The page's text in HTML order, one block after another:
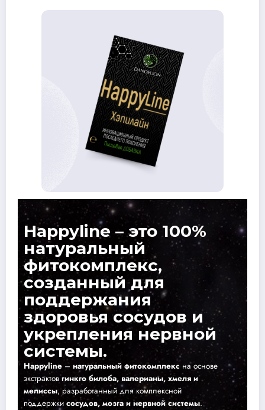
Happyline – это 100%
натуральный
фитокомплекс,
созданный для
поддержания
здоровья сосудов и
укрепления нервной
системы.
Happyline – натуральный фитокомплекс на основе
экстрактовгинкго билоба, валерианы, хмеля и
мелиссы, разработанный для комплексной
поддержки сосудов, мозга и нервной системы.